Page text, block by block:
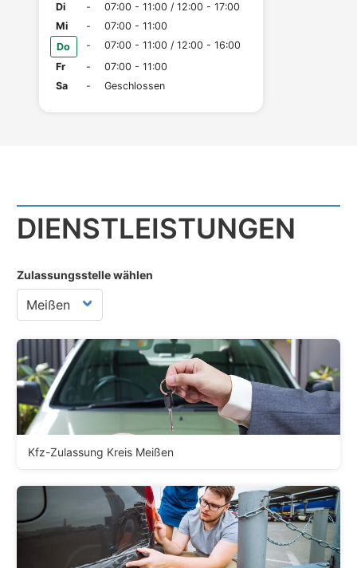
Di
-
07:00 - 11:00 / 12:00 - 17:00
Mi
-
07:00 - 11:00
Do
-
07:00 - 11:00 / 12:00 - 16:00
Fr
-
07:00 - 11:00
Sa
- Geschlossen
DIENST­LEISTUNGEN
Zulassungsstelle wählen
Kfz-Zulassung Kreis Meißen